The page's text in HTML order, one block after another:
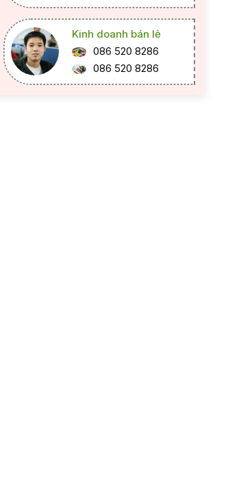
Kinh doanh bán lẻ
086 520 8286
086 520 8286